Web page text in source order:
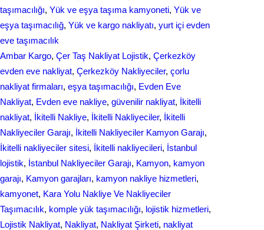
taşımacılığı, Yük ve eşya taşıma kamyoneti, Yük ve
eşya taşımacılığ, Yük ve kargo nakliyatı, yurt içi evden
еvе taşımacılık
Ambar Kargo, Çer Taş Nakliyat Lojistik, Çerkezköy
evden eve nakliyat, Çerkezköy Nakliyeciler, çorlu
nakliyat firmaları, eşya taşımacılığı, Evden Eve
Nakliyat, Evden eve nakliye, güvenilir nakliyat, İkitelli
nakliyat, İkitelli Nakliye, İkitelli Nakliyeciler, İkitelli
Nakliyeciler Garajı, İkitelli Nakliyeciler Kamyon Garajı
İkitelli nakliyeciler sitesi, İkitelli nakliyecileri, İstanbul
lojistik, İstanbul Nakliyeciler Garajı, Kamyon, kamyon
garajı, Kamyon garajları, kamyon nakliye hizmetleri
kamyonet, Kara Yolu Nakliye Ve Nakliyeciler
Taşımacılık, komple yük taşımacılığı, lojistik hizmetleri
Lojistik Nakliyat, Nakliyat, Nakliyat Şirketi, nakliyat